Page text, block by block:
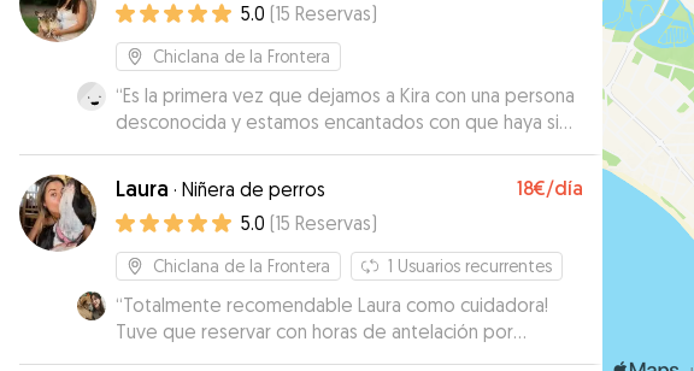
5.0 (15 Reservas)
Chiclana de la Frontera
“Es la primera vez que dejamos a Kira con una persona
desconocida y estamos encantados con que haya sido
con María, transmite mucha confianza. Ha cuidado muy
bien de ella, si volvemos a Chiclana repetimos.
Laura · Niñera de perros 18€/día
5.0 (15 Reservas)
Chiclana de la Frontera 1 Usuarios recurrentes
“Totalmente recomendable Laura como cuidadora!
Tuve que reservar con horas de antelación por
problemas con otra reserva y Laura me facilitó